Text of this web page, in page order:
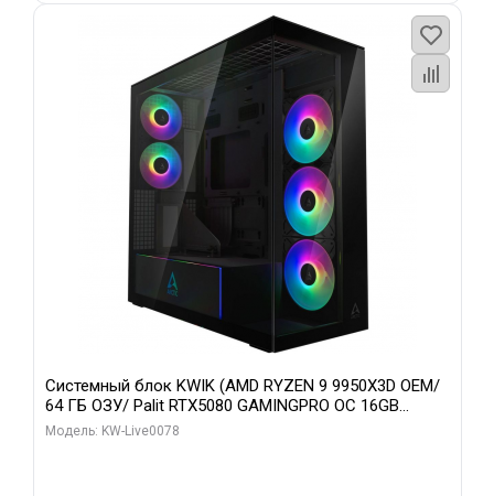
Системный блок KWIK (AMD RYZEN 9 9950X3D OEM/
64 ГБ ОЗУ/ Palit RTX5080 GAMINGPRO OC 16GB
GDDR7 256bit 3xDP HD/ 1 ТБ SSD)
Модель: KW-Live0078